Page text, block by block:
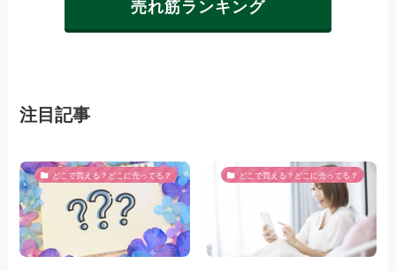
売れ筋ランキング
注目記事
どこで買える？どこに売ってる？ どこで買える？どこに売ってる？